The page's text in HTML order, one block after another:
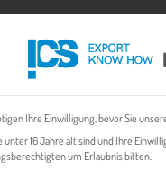
EXPORT
Ihre Einwilligung, bevor Sie
unter 16 Jahre alt sind und Ihre
um Erlaubnis bitten.